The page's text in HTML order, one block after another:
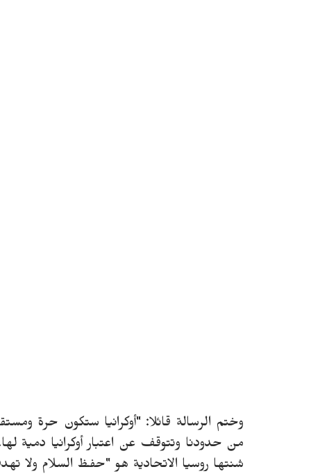
وختم الرسالة قائلا: "أوكرانيا ستكون حرة
من حدودنا وتتوقف عن اعتبار أوكرانيا دمية
شنتها روسيا الاتحادية هو "حفظ السلام ولا